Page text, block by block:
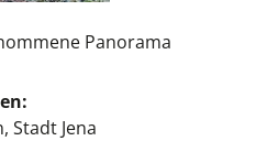
Panorama
Stadt Jena